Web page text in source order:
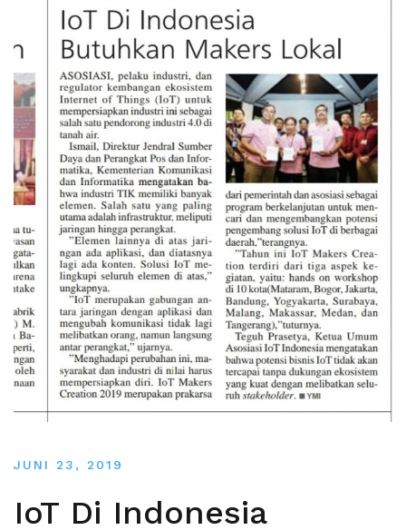
JUNI 23, 2019
IoT Di Indonesia